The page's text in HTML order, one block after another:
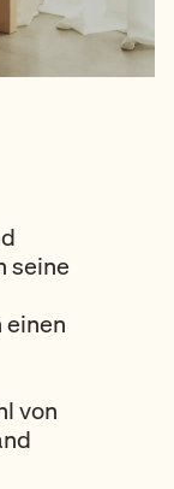
seine
von